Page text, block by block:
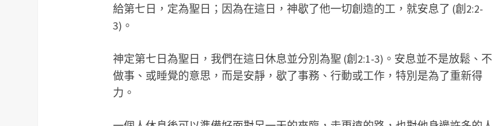
給第七日，定為聖日；因為在這日，神歇了他一切創造的工，就安息了 (創2:2-
3)。
神定第七日為聖日，我們在這日休息並分別為聖 (創2:1-3)。安息並不是放鬆、不
做事、或睡覺的意思，而是安靜，歇了事務、行動或工作，特別是為了重新得
力。